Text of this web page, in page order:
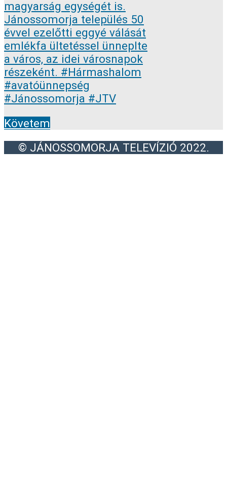
Követem
© JÁNOSSOMORJA TELEVÍZIÓ 2022.